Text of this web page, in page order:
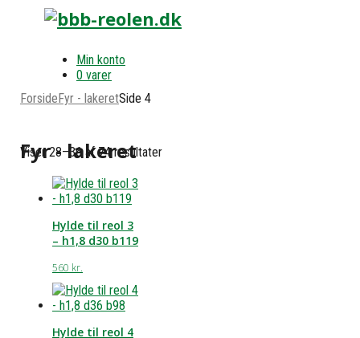
Min konto
0 varer
ForsideFyr - lakeretSide 4
Fyr - lakeret
Viser 28–36 af 74 resultater
Hylde til reol 3
– h1,8 d30 b119
560 kr.
Hylde til reol 4